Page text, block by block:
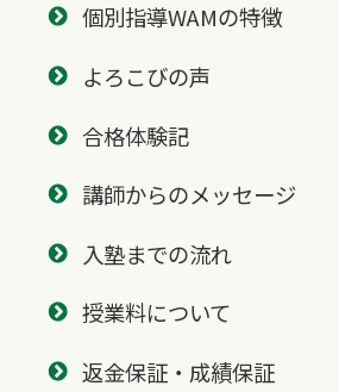
個別指導WAMの特徴
よろこびの声
合格体験記
講師からのメッセージ
入塾までの流れ
授業料について
返金保証・成績保証